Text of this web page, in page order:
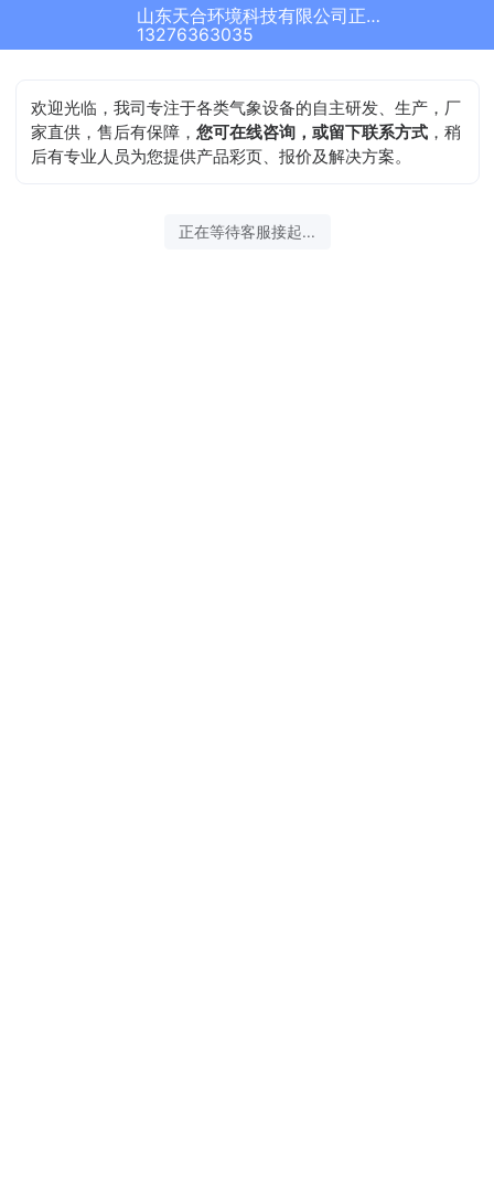
山东天合环境科技有限公司正在为您服务
13276363035
欢迎光临，我司专注于各类气象设备的自主研发、生产，厂
家直供，售后有保障，您可在线咨询，或留下联系方式 ，稍
后有专业人员为您提供产品彩页、报价及解决方案。
正在等待客服接起...